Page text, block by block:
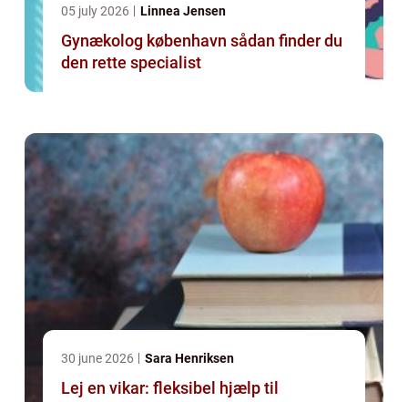
05 july 2026 Linnea Jensen
Gynækolog københavn sådan finder du
den rette specialist
30 june 2026 Sara Henriksen
Lej en vikar: fleksibel hjælp til